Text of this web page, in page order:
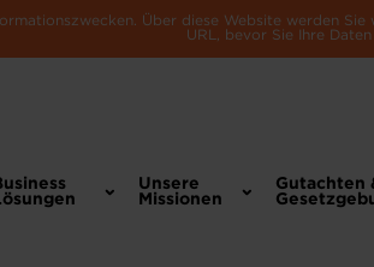
Über diese Website werden
URL, bevor Sie Ihre
Unsere
Missionen
Gutachten